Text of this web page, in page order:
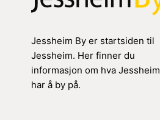
Jessheim By er startsiden til
Jessheim. Her finner du
informasjon om hva Jessheim
har å by på.